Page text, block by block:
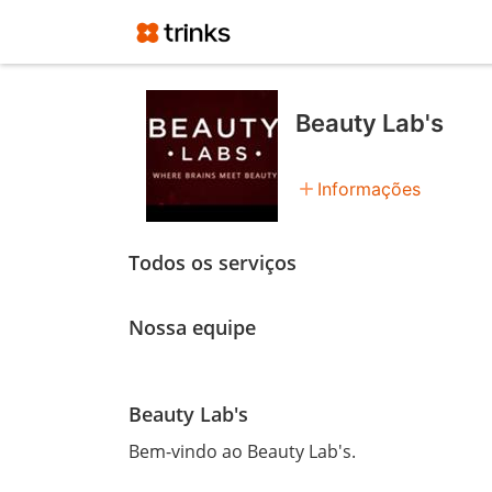
Beauty Lab's
add Informações
Todos os serviços
Nossa equipe
Beauty Lab's
Bem-vindo ao Beauty Lab's.